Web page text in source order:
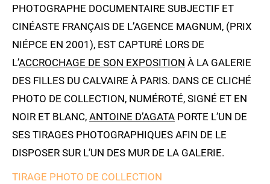
PHOTOGRAPHE DOCUMENTAIRE SUBJECTIF ET
CINÉASTE FRANÇAIS DE L’AGENCE MAGNUM, (PRIX
NIÉPCE EN 2001), EST CAPTURÉ LORS DE
L’ACCROCHAGE DE SON EXPOSITION À LA GALERIE
DES FILLES DU CALVAIRE À PARIS. DANS CE CLICHÉ
PHOTO DE COLLECTION, NUMÉROTÉ, SIGNÉ ET EN
NOIR ET BLANC, ANTOINE D’AGATA PORTE L’UN DE
SES TIRAGES PHOTOGRAPHIQUES AFIN DE LE
DISPOSER SUR L’UN DES MUR DE LA GALERIE.
TIRAGE PHOTO DE COLLECTION